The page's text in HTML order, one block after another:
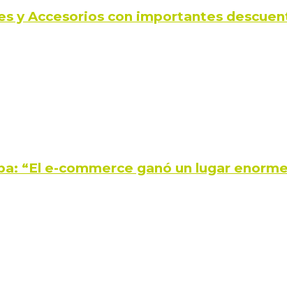
y Accesorios con importantes
“El e-commerce ganó un lugar